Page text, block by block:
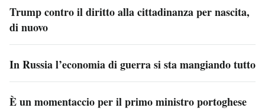
Trump contro il diritto alla cittadinanza per nascita,
di nuovo
In Russia l’economia di guerra si sta mangiando tutto
È un momentaccio per il primo ministro portoghese